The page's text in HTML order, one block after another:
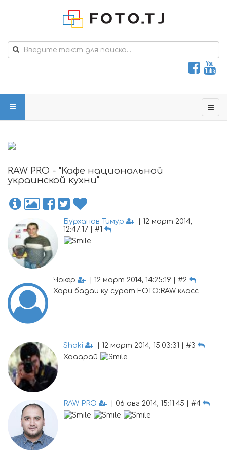
RAW PRO - "Кафе национальной
украинской кухни"
Бурханов Тимур
| 12 март 2014,
12:47:17 | #1
Чокер
| 12 март 2014, 14:25:19 | #2
Хари бадаи ку сурат FOTO:RAW класс
Shoki
| 12 март 2014, 15:03:31 | #3
Хааарай
RAW PRO | 06 авг 2014, 15:11:45 | #4